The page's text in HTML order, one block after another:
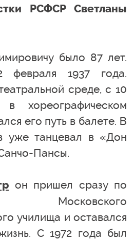
РСФСР Светланы
было 87 лет.
1937 года.
среде, с 10
хореографическом
его путь в балете. В
уже танцевал в «Дон
Пансы.
он пришел сразу по
Московского
училища и оставался
С 1972 года был